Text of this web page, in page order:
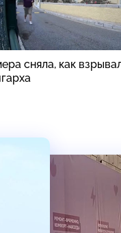
сняла, как